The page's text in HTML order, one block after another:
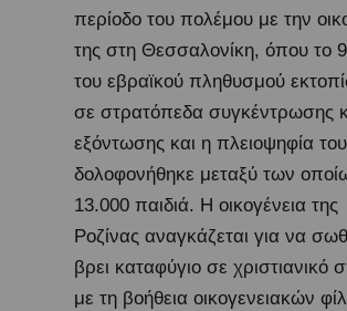
περίοδο του πολέμου με την
της στη Θεσσαλονίκη, όπου το
του εβραϊκού πληθυσμού
σε στρατόπεδα συγκέντρωσης
εξόντωσης και η πλειοψηφία
δολοφονήθηκε μεταξύ των
13.000 παιδιά. Η οικογένεια της
Ροζίνας αναγκάζεται για να
βρει καταφύγιο σε χριστιανικό
με τη βοήθεια οικογενειακών